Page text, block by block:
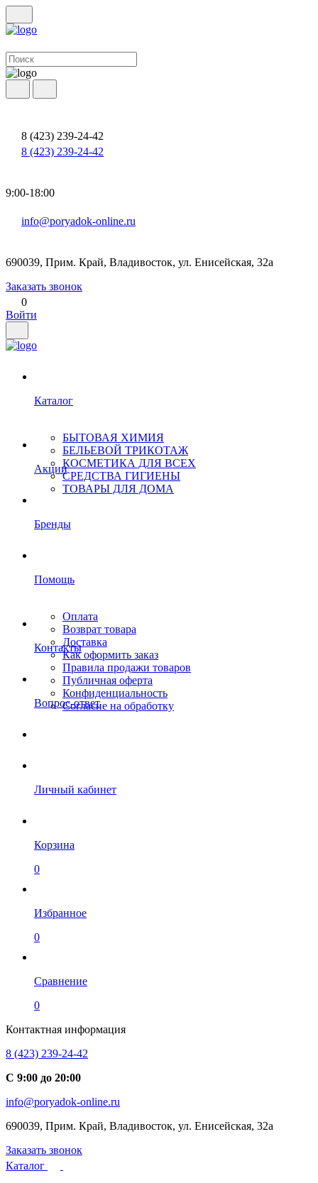
8 (423) 239-24-42
8 (423) 239-24-42
9:00-18:00
info@poryadok-online.ru
690039, Прим. Край, Владивосток, ул. Енисейская, 32а
Заказать звонок
0
Войти
Каталог
БЫТОВАЯ ХИМИЯ
БЕЛЬЕВОЙ ТРИКОТАЖ
КОСМЕТИКА ДЛЯ ВСЕХ
СРЕДСТВА ГИГИЕНЫ
ТОВАРЫ ДЛЯ ДОМА
Акции
Бренды
Помощь
Оплата
Возврат товара
Доставка
Как оформить заказ
Правила продажи товаров
Публичная оферта
Конфиденциальность
Согласие на обработку
Контакты
Вопрос-ответ
Личный кабинет
Корзина
0
Избранное
0
Сравнение
0
Контактная информация
8 (423) 239-24-42
С 9:00 до 20:00
info@poryadok-online.ru
690039, Прим. Край, Владивосток, ул. Енисейская, 32а
Заказать звонок
Каталог